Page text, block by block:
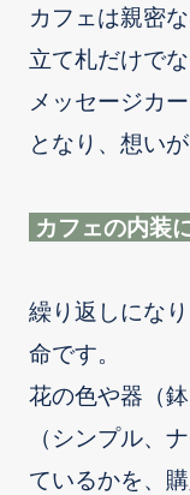
カフェは親密
立て札だけで
メッセージカ
となり、想い
カフェの内装
繰り返しにな
命です。
花の色や器（
（シンプル、
ているかを、